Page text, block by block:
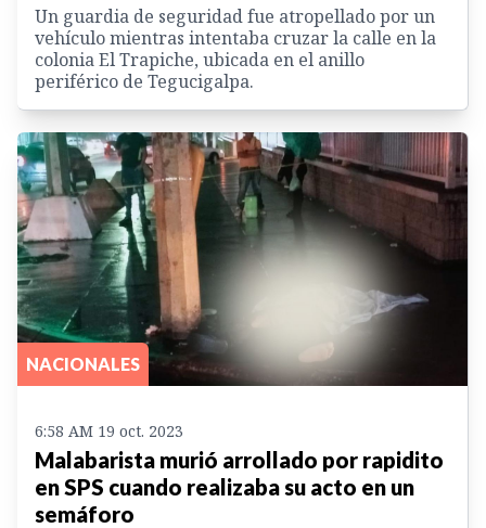
Un guardia de seguridad fue atropellado por un
vehículo mientras intentaba cruzar la calle en la
colonia El Trapiche, ubicada en el anillo
periférico de Tegucigalpa.
NACIONALES
6:58 AM 19 oct. 2023
Malabarista murió arrollado por rapidito
en SPS cuando realizaba su acto en un
semáforo